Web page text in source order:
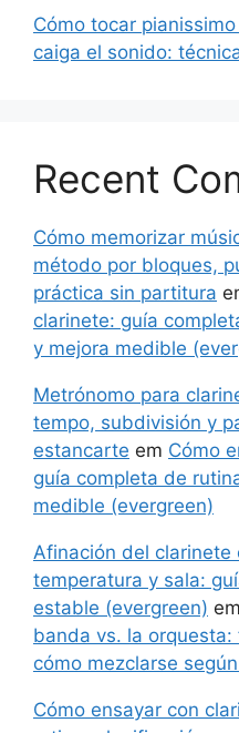
Cómo tocar
caiga el sonido:
Recent
Cómo memorizar
método por bloques,
práctica sin partitura
clarinete: guía
y mejora medible
Metrónomo para
tempo, subdivisión y
estancarte em Cómo
guía completa de
medible (evergreen)
Afinación del clarinete
temperatura y sala:
estable (evergreen) em
banda vs. la
cómo mezclarse
Cómo ensayar con